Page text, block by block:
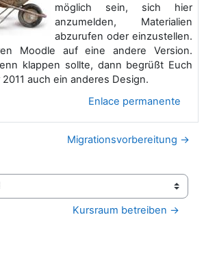
möglich sein, sich hier
anzumelden, Materialien
abzurufen oder einzustellen.
Moodle auf eine andere Version.
klappen sollte, dann begrüßt Euch
2011 auch ein anderes Design.
Enlace permanente
Migrationsvorbereitung →
Kursraum betreiben →